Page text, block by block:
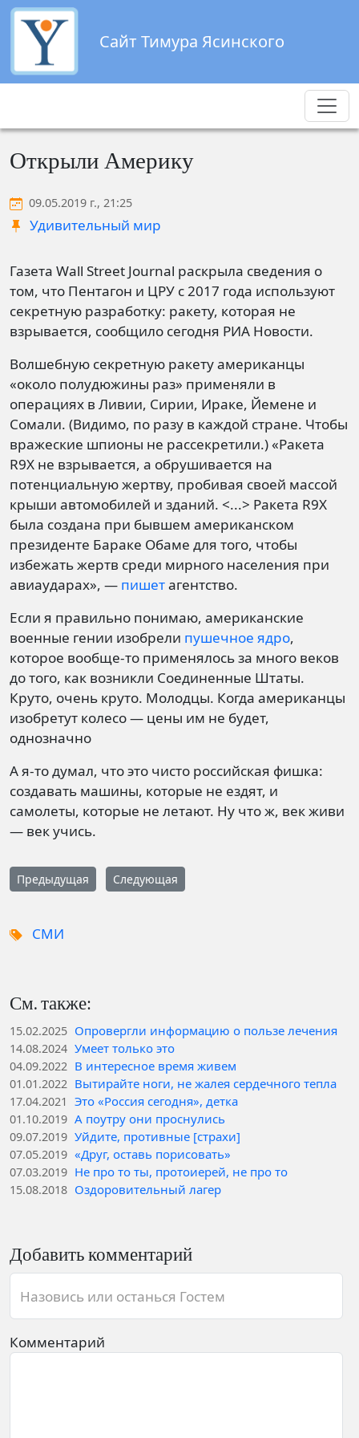
Перейти к основному содержанию
Сайт Тимура Ясинского
Открыли Америку
09.05.2019 г., 21:25
Удивительный мир
Газета Wall Street Journal раскрыла сведения о
том, что Пентагон и ЦРУ с 2017 года используют
секретную разработку: ракету, которая не
взрывается, сообщило сегодня РИА Новости.
Волшебную секретную ракету американцы
«около полудюжины раз» применяли в
операциях в Ливии, Сирии, Ираке, Йемене и
Сомали. (Видимо, по разу в каждой стране. Чтобы
вражеские шпионы не рассекретили.) «Ракета
R9X не взрывается, а обрушивается на
потенциальную жертву, пробивая своей массой
крыши автомобилей и зданий. <...> Ракета R9X
была создана при бывшем американском
президенте Бараке Обаме для того, чтобы
избежать жертв среди мирного населения при
авиаударах», — пишетагентство.
Если я правильно понимаю, американские
военные гении изобрели пушечное ядро,
которое вообще-то применялось за много веков
до того, как возникли Соединенные Штаты.
Круто, очень круто. Молодцы. Когда американцы
изобретут колесо — цены им не будет,
однозначно
А я-то думал, что это чисто российская фишка:
создавать машины, которые не ездят, и
самолеты, которые не летают. Ну что ж, век живи
— век учись.
Предыдущая Следующая
СМИ
См. также:
15.02.2025 Опровергли информацию о пользе лечения
14.08.2024 Умеет только это
04.09.2022 В интересное время живем
01.01.2022 Вытирайте ноги, не жалея сердечного тепла
17.04.2021 Это «Россия сегодня», детка
01.10.2019 А поутру они проснулись
09.07.2019 Уйдите, противные [страхи]
07.05.2019 «Друг, оставь порисовать»
07.03.2019 Не про то ты, протоиерей, не про то
15.08.2018 Оздоровительный лагер
Добавить комментарий
Назовись или останься Гостем
Комментарий